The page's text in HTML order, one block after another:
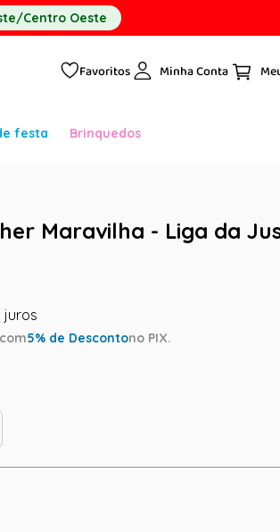
Centro Oeste
Favoritos Minha Conta
festa Brinquedos
Maravilha - Liga da
com5% de Descontono PIX.